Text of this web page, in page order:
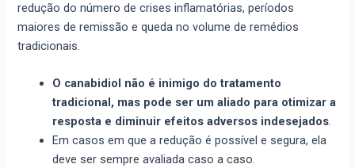
redução do número de crises inflamatórias, períodos
maiores de remissão e queda no volume de remédios
tradicionais.
O canabidiol não é inimigo do tratamento
tradicional, mas pode ser um aliado para otimizar a
resposta e diminuir efeitos adversos indesejados.
Em casos em que a redução é possível e segura, ela
deve ser sempre avaliada caso a caso.